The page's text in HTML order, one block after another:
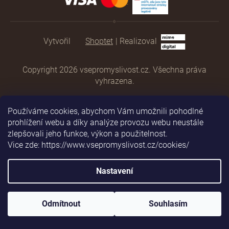
Používáme cookies, abychom Vám umožnili pohodlné
prohlížení webu a díky analýze provozu webu neustále
zlepšovali jeho funkce, výkon a použitelnost.
Vice zde: https://www.vsepromyslivost.cz/cookies/
Nastavení
Odmítnout Souhlasím
Shoptet | Realizoval
Copyright 2026 vsepromyslivost.cz . Všechna práva
vyhrazena.